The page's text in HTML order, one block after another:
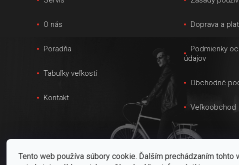
Tento web používa súbory cookie. Ďalším prechádzaním tohto
O nás
Poradňa
Tabuľky veľkostí
Kontakt
Doprava a
Podmienky
údajov
Obchodné
Veľkoobchod